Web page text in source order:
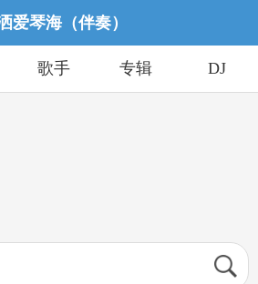
爱琴海（伴奏）
歌手 专辑 DJ